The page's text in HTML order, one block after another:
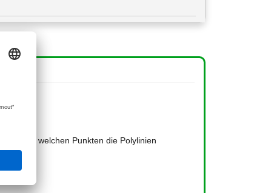
aus welchen Punkten die Polylinien